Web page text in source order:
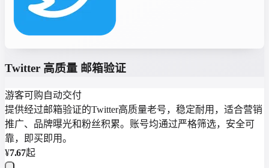
Twitter 高质量 邮箱验证
游客可购自动交付
提供经过邮箱验证的Twitter高质量老号，稳定耐用，适合营销
推广、品牌曝光和粉丝积累。账号均通过严格筛选，安全可
靠，即买即用。
¥7.67起